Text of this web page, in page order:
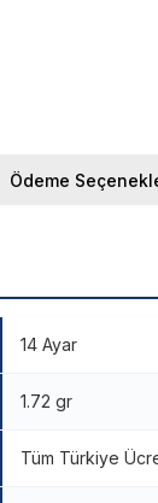
Ödeme
14 Ayar
1.72 gr
Tüm Türkiye